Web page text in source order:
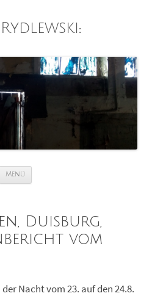
:
Menü
Duisburg,
vom
Nacht vom 23. auf den 24.8.